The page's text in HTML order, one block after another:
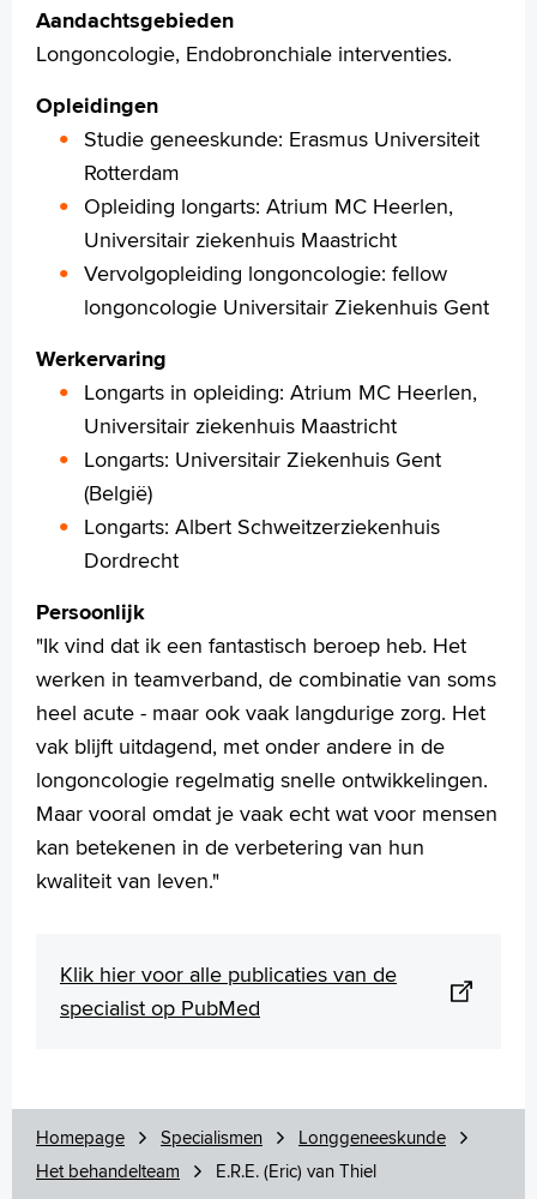
Longchirurgie
Uw dossier inzien?
(Long)fysiotherapie: oefen zelf
Download onze app
Homepage
Praktische informatie
Medewerkers
Contact
Verwijzers
Wetenschappelijk onderzoek
Tekstgrootte A+
Voorleesfunctie
Language
Zoeken
English
Türkçe
Arabisch
Aandachtsgebieden
Longoncologie, Endobronchiale interventies.
Opleidingen
Studie geneeskunde: Erasmus Universiteit
Rotterdam
Opleiding longarts: Atrium MC Heerlen,
Universitair ziekenhuis Maastricht
Vervolgopleiding longoncologie: fellow
longoncologie Universitair Ziekenhuis Gent
Werkervaring
Longarts in opleiding: Atrium MC Heerlen,
Universitair ziekenhuis Maastricht
Longarts: Universitair Ziekenhuis Gent
(België)
Longarts: Albert Schweitzerziekenhuis
Dordrecht
Persoonlijk
"Ik vind dat ik een fantastisch beroep heb. Het
werken in teamverband, de combinatie van soms
heel acute - maar ook vaak langdurige zorg. Het
vak blijft uitdagend, met onder andere in de
longoncologie regelmatig snelle ontwikkelingen.
Maar vooral omdat je vaak echt wat voor mensen
kan betekenen in de verbetering van hun
kwaliteit van leven."
Klik hier voor alle publicaties van de
specialist op PubMed
Homepage Specialismen
Longgeneeskunde
Het behandelteam
E.R.E. (Eric) van Thiel